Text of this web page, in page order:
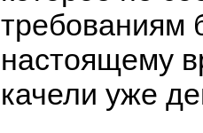
требованиям
настоящему
качели уже